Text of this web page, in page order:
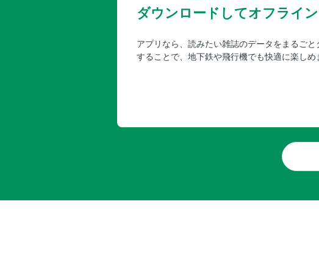
ダウンロードしてオフライ
アプリなら、読みたい雑誌のデータをまるごと
することで、地下鉄や飛行機でも快適に楽しめ